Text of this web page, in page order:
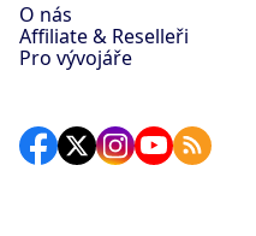
O nás
Affiliate & Reselleři
Pro vývojáře